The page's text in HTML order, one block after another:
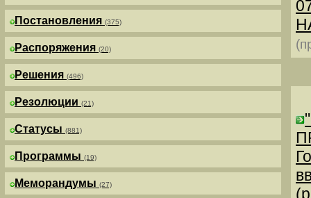
Постановления (375)
Распоряжения (20)
Решения (496)
Резолюции (21)
Статусы (881)
Программы (19)
Меморандумы (27)